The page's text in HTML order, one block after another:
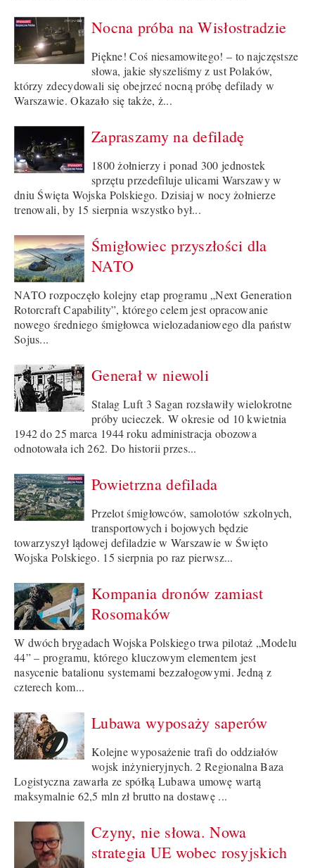
Nocna próba na Wisłostradzie
Piękne! Coś niesamowitego! – to najczęstsze
słowa, jakie słyszeliśmy z ust Polaków,
którzy zdecydowali się obejrzeć nocną próbę defilady w
Warszawie. Okazało się także, ż...
Zapraszamy na defiladę
1800 żołnierzy i ponad 300 jednostek
sprzętu przedefiluje ulicami Warszawy w
dniu Święta Wojska Polskiego. Dzisiaj w nocy żołnierze
trenowali, by 15 sierpnia wszystko był...
Śmigłowiec przyszłości dla
NATO
NATO rozpoczęło kolejny etap programu „Next Generation
Rotorcraft Capability”, którego celem jest opracowanie
nowego średniego śmigłowca wielozadaniowego dla państw
Sojus...
Generał w niewoli
Stalag Luft 3 Sagan rozsławiły wielokrotne
próby ucieczek. W okresie od 10 kwietnia
1942 do 25 marca 1944 roku administracja obozowa
odnotowała ich 262. Do historii przes...
Powietrzna defilada
Przelot śmigłowców, samolotów szkolnych,
transportowych i bojowych będzie
towarzyszył lądowej defiladzie w Warszawie w Święto
Wojska Polskiego. 15 sierpnia po raz pierwsz...
Kompania dronów zamiast
Rosomaków
W dwóch brygadach Wojska Polskiego trwa pilotaż „Modelu
44” – programu, którego kluczowym elementem jest
nasycenie batalionu systemami bezzałogowymi. Jedną z
czterech kom...
Lubawa wyposaży saperów
Kolejne wyposażenie trafi do oddziałów
wojsk inżynieryjnych. 2 Regionalna Baza
Logistyczna zawarła ze spółką Lubawa umowę wartą
maksymalnie 62,5 mln zł brutto na dostawę ...
Czyny, nie słowa. Nowa
strategia UE wobec rosyjskich